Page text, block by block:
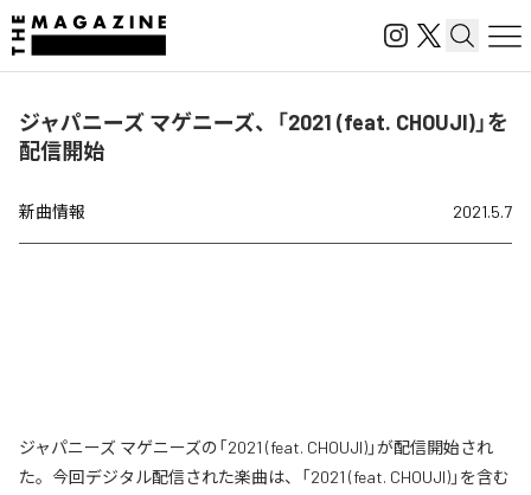
ジャパニーズ マゲニーズ、「2021 (feat. CHOUJI)」を
配信開始
新曲情報 2021.5.7
ジャパニーズ マゲニーズの「2021 (feat. CHOUJI)」が配信開始され
た。今回デジタル配信された楽曲は、「2021 (feat. CHOUJI)」を含む